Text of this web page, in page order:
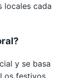
locales cada
y se basa
festivos